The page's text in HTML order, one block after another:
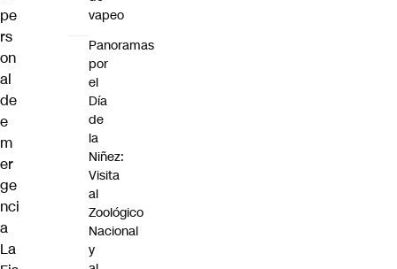
pe
rs
on
al
de
e
m
er
ge
nci
a
La
vapeo
Panoramas
por
el
Día
de
la
Niñez:
Visita
al
Zoológico
Nacional
y